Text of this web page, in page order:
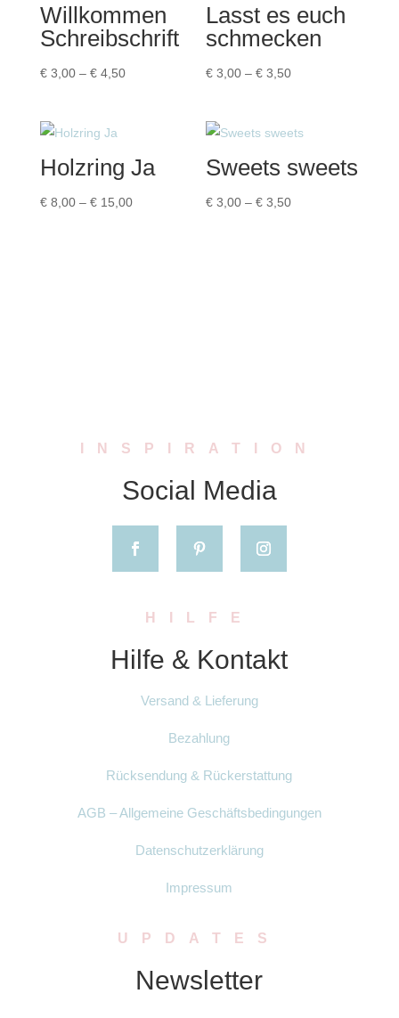
Willkommen
Schreibschrift
€3,00 – €4,50Preisspanne:
Lasst es euch
schmecken
€ 3,00 –€ 3,50Preisspanne:
€ 3,50
Holzring Ja
€8,00 – €15,00Preisspanne:
Sweets sweets
€ 3,00 –€ 3,50Preisspanne:
INSPIRATION
Social Media
HILFE
Hilfe & Kontakt
Versand & Lieferung
Bezahlung
Rücksendung & Rückerstattung
AGB – Allgemeine Geschäftsbedingungen
Datenschutzerklärung
Impressum
UPDATES
Newsletter